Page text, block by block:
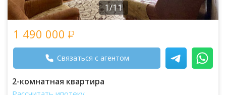
1/11
1 490 000
Связаться с агентом
2-комнатная квартира